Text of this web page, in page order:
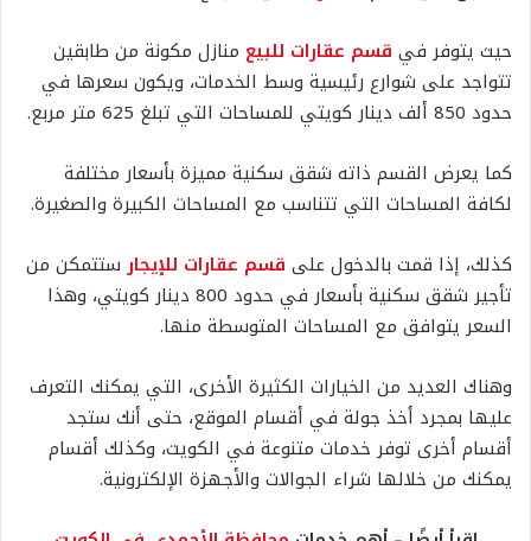
حيث يتوفر في قسم عقارات للبيع منازل مكونة من طابقين
تتواجد على شوارع رئيسية وسط الخدمات، ويكون سعرها في
حدود 850 ألف دينار كويتي للمساحات التي تبلغ 625 متر مربع.
كما يعرض القسم ذاته شقق سكنية مميزة بأسعار مختلفة
لكافة المساحات التي تتناسب مع المساحات الكبيرة والصغيرة.
كذلك، إذا قمت بالدخول على قسم عقارات للإيجار ستتمكن من
تأجير شقق سكنية بأسعار في حدود 800 دينار كويتي، وهذا
السعر يتوافق مع المساحات المتوسطة منها.
وهناك العديد من الخيارات الكثيرة الأخرى، التي يمكنك التعرف
عليها بمجرد أخذ جولة في أقسام الموقع، حتى أنك ستجد
أقسام أخرى توفر خدمات متنوعة في الكويت، وكذلك أقسام
يمكنك من خلالها شراء الجوالات والأجهزة الإلكترونية.